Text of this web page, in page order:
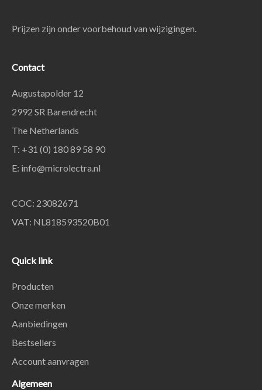
Prijzen zijn onder voorbehoud van wijzigingen.
Contact
Augustapolder 12
2992 SR Barendrecht
The Netherlands
T: +31 (0) 180 89 58 90
E: info@microlectra.nl
COC: 23082671
VAT: NL818593520B01
Quick link
Producten
Onze merken
Aanbiedingen
Bestsellers
Account aanvragen
Algemeen